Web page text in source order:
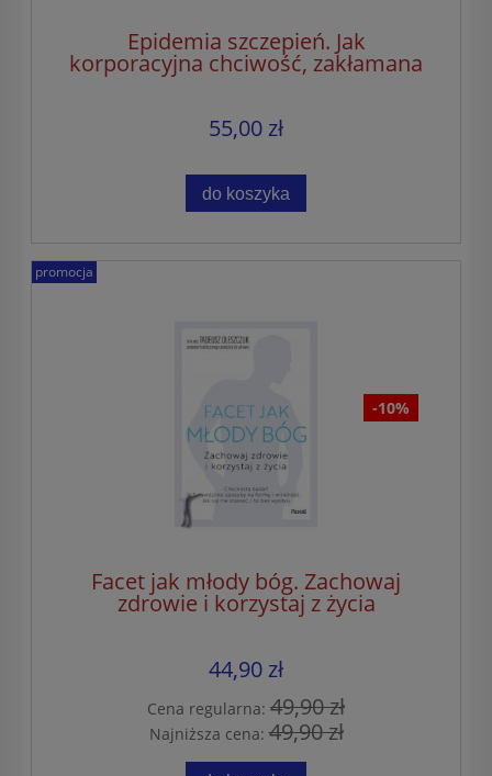
Epidemia szczepień. Jak
korporacyjna chciwość, zakłamana
nauka i represyjna władza zagrażają
zdrowiu i dzieciom
55,00 zł
do koszyka
-10%
Facet jak młody bóg. Zachowaj
zdrowie i korzystaj z życia
44,90 zł
Cena regularna: 49,90 zł
Najniższa cena:49,90 zł
promocja